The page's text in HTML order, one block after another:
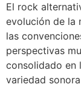
El rock
evolución de la
las
perspectivas
consolidado en
variedad